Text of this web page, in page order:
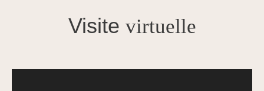
Visite virtuelle